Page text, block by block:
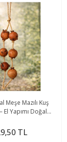
Meşe Mazılı Kuş
El Yapımı Doğal
TL